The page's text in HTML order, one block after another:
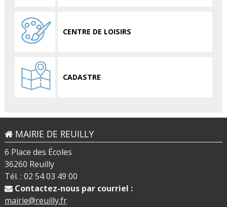
CENTRE DE LOISIRS
CADASTRE
MAIRIE DE REUILLY
6 Place des Écoles
36260 Reuilly
Tél. : 02 54 03 49 00
Contactez-nous par courriel :
mairie@reuilly.fr